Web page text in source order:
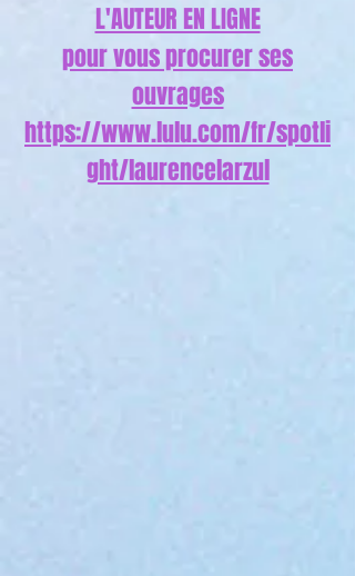
L'AUTEUR EN LIGNE
pour vous procurer ses
ouvrages
https://www.lulu.com/fr/spotli
ght/laurencelarzul